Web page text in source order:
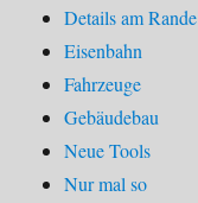
Details am Rande
Eisenbahn
Fahrzeuge
Gebäudebau
Neue Tools
Nur mal so